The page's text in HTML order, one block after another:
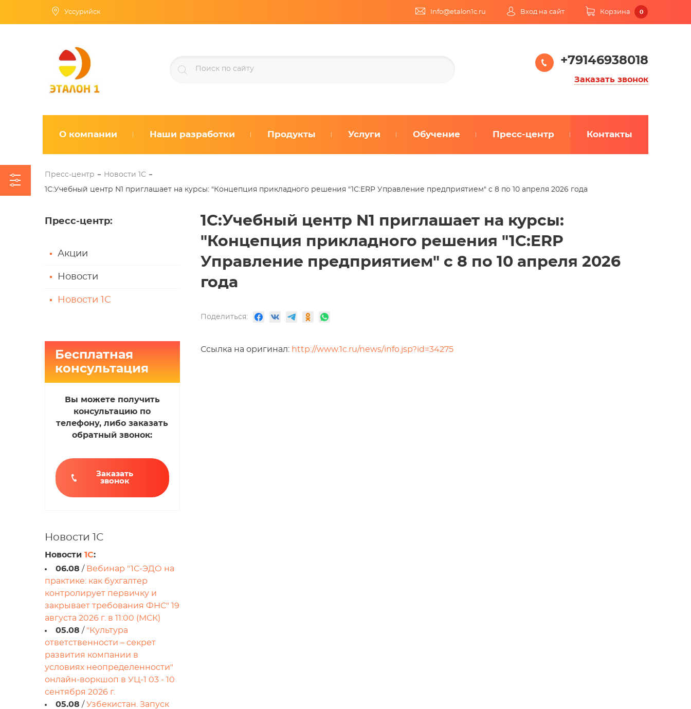
Уссурийск Info@etalon1c.ru Вход на сайт Корзина 0
+79146938018
Заказать звонок
О компании Наши разработки Продукты Услуги Обучение Пресс-центр Контакты
Пресс-центр Новости 1С
1С:Учебный центр N1 приглашает на курсы: "Концепция прикладного решения "1С:ERP Управление предприятием" с 8 по 10 апреля 2026 года
Пресс-центр:
Акции
Новости
Новости 1С
Бесплатная
консультация
Вы можете получить
консультацию по
телефону, либо заказать
обратный звонок:
Заказать
звонок
Новости 1С
Новости 1С:
06.08 / Вебинар "1С-ЭДО на
практике: как бухгалтер
контролирует первичку и
закрывает требования ФНС" 19
августа 2026 г. в 11:00 (МСК)
05.08 / "Культура
ответственности – секрет
развития компании в
условиях неопределенности"
онлайн-воркшоп в УЦ-1 03 - 10
сентября 2026 г.
05.08 / Узбекистан. Запуск
1С:Учебный центр N1 приглашает на курсы:
"Концепция прикладного решения "1С:ERP
Управление предприятием" с 8 по 10 апреля 2026
года
Поделиться:
Ссылка на оригинал: http://www.1c.ru/news/info.jsp?id=34275